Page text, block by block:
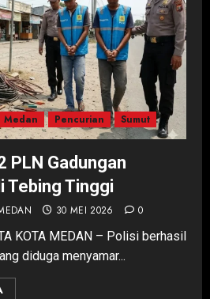
Medan Pencurian Sumut
PLN Gadungan
Tebing Tinggi
30 MEI 2026 0
KOTA MEDAN – Polisi berhasil
diduga menyamar...